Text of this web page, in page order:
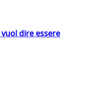
dire essere